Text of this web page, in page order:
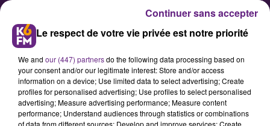
Rentrée scolaire : plusieurs
Le respect de votre vie privée est notre priorité
We and our (447) partnersdo the following data processing based on
your consent and/or our legitimate interest: Store and/or access
information on a device; Use limited data to select advertising; Create
profiles for personalised advertising; Use profiles to select personalised
advertising; Measure advertising performance; Measure content
performance; Understand audiences through statistics or combinations
of data from different sources; Develop and improve services; Create
Continuer sans accepter